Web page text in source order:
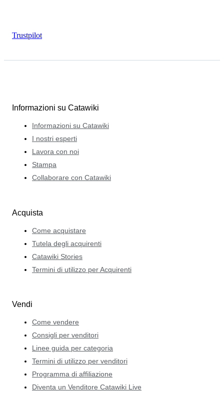
Trustpilot
Informazioni su Catawiki
Informazioni su Catawiki
I nostri esperti
Lavora con noi
Stampa
Collaborare con Catawiki
Acquista
Come acquistare
Tutela degli acquirenti
Catawiki Stories
Termini di utilizzo per Acquirenti
Vendi
Come vendere
Consigli per venditori
Linee guida per categoria
Termini di utilizzo per venditori
Programma di affiliazione
Diventa un Venditore Catawiki Live